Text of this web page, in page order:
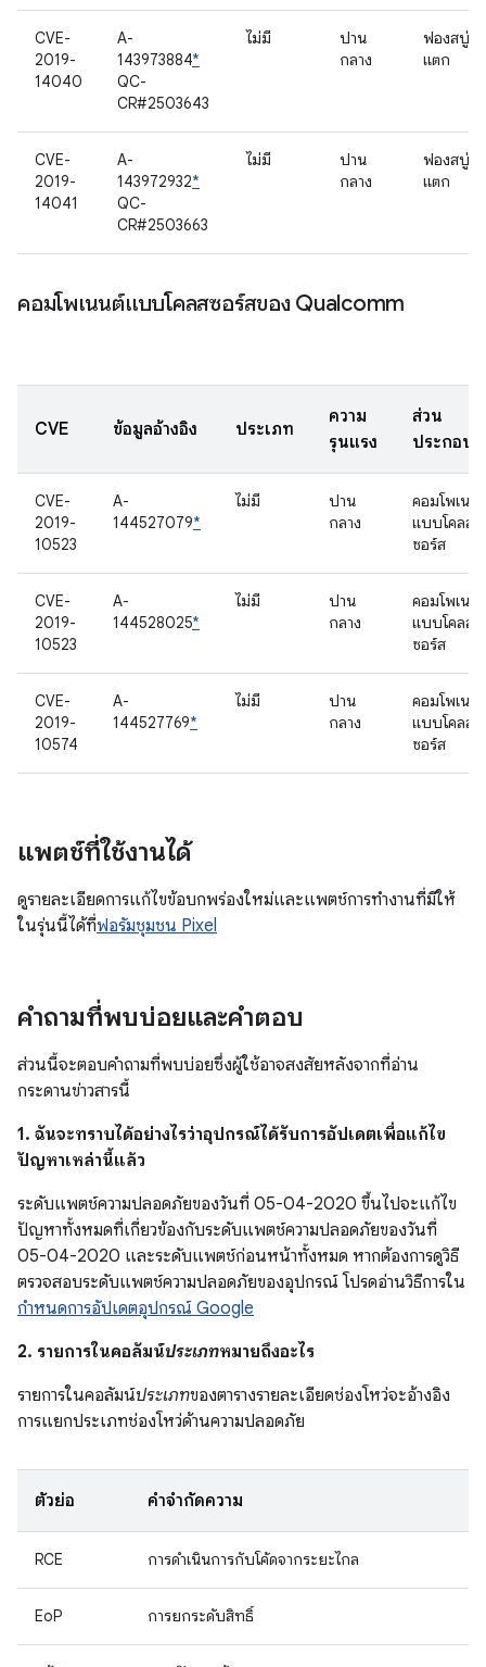
CVE-
2019-
14040
A-
143973884*
QC-
CR#2503643
ไม่มี
ปาน
กลาง
ฟองสบู่
แตก
CVE-
2019-
14041
A-
143972932*
QC-
CR#2503663
ไม่มี
ปาน
กลาง
ฟองสบู่
แตก
คอมโพเนนต์แบบโคลสซอร์สของ Qualcomm
CVE ข้อมูลอ้างอิง ประเภท
ความ
รุนแรง
ส่วน
ประกอบ
CVE-
2019-
10523
A-
144527079*
ไม่มี
ปาน
กลาง
คอมโพเนน
แบบโคลส
ซอร์ส
CVE-
2019-
10523
A-
144528025*
ไม่มี
ปาน
กลาง
คอมโพเนน
แบบโคลส
ซอร์ส
CVE-
2019-
10574
A-
144527769*
ไม่มี
ปาน
กลาง
คอมโพเนน
แบบโคลส
ซอร์ส
แพตช์ที่ใช้งานได้
ดูรายละเอียดการแก้ไขข้อบกพร่องใหม่และแพตช์การทํางานที่มีให้
ในรุ่นนี้ได้ที่ฟอรัมชุมชน Pixel
คำถามที่พบบ่อยและคำตอบ
ส่วนนี้จะตอบคำถามที่พบบ่อยซึ่งผู้ใช้อาจสงสัยหลังจากที่อ่าน
กระดานข่าวสารนี้
1. ฉันจะทราบได้อย่างไรว่าอุปกรณ์ได้รับการอัปเดตเพื่อแก้ไข
ปัญหาเหล่านี้แล้ว
ระดับแพตช์ความปลอดภัยของวันที่ 05-04-2020 ขึ้นไปจะแก้ไข
ปัญหาทั้งหมดที่เกี่ยวข้องกับระดับแพตช์ความปลอดภัยของวันที่
05-04-2020 และระดับแพตช์ก่อนหน้าทั้งหมด หากต้องการดูวิธี
ตรวจสอบระดับแพตช์ความปลอดภัยของอุปกรณ์ โปรดอ่านวิธีการใน
กำหนดการอัปเดตอุปกรณ์ Google
2. รายการในคอลัมน์ประเภทหมายถึงอะไร
รายการในคอลัมน์ประเภทของตารางรายละเอียดช่องโหว่จะอ้างอิง
การแยกประเภทช่องโหว่ด้านความปลอดภัย
ตัวย่อ คำจำกัดความ
RCE การดำเนินการกับโค้ดจากระยะไกล
EoP การยกระดับสิทธิ์